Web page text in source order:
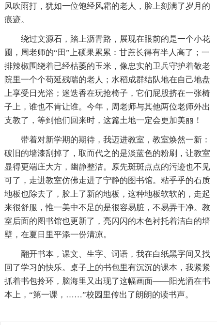
风吹雨打，犹如一位饱经风霜的老人，脸上刻满了岁月的
痕迹。
绕过文源石，踏上沥青路，展现在眼前的是一个小花
圃，周老师的“田”上硕果累累：甘蔗长得有半人高了；一
排辣椒围绕着已经枯萎的玉米，像忠实的卫兵守护着敬老
院里一个个苟延残喘的老人；水稻成群结队地在自己地盘
上享受日光浴；迷迭香在玩抢椅子，它们屁股挤在一张椅
子上，谁也不肯让谁。今年，周老师与其他两位老师外出
支教了，等到他们回来时，这篇土地一定会更加美丽！
带着对新学期的期待，我迈进教室，教室焕然一新：
破旧的墙漆刮掉了，取而代之的是淡蓝色的粉刷，让教室
显得更端庄大方，幽静整洁。原先斑斑点点的污迹也不见
可了，走进教室仿佛走进了宁静的图书馆。粘乎乎的石质
地板也除去了，胶上了新的地板，这种地板软软的，走起
来很舒服，惟一美中不足的是很容易脏，不易弄干净。教
室后面的图书馆也更新了，亮闪闪的木色衬托着洁白的墙
壁，在夏日里平添一份清凉。
翻开书本，课文、生字、词语，我在白纸黑字间又找
回了学习的快乐。桌子上的书包里有沉沉的课本，我紧紧
抓着书包拎环，脑海里又出现了这幅画面——阳光洒在书
本上，“第一课，……”校园里传出了朗朗的读书声。